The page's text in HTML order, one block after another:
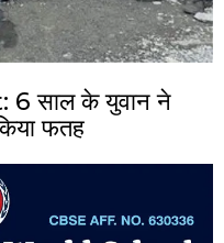
साल के युवान ने
फतह